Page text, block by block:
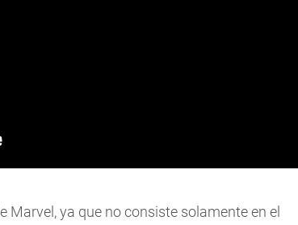
Marvel, ya que no consiste solamente en el